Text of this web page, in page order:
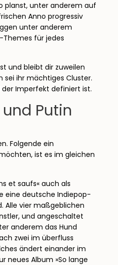
planst, unter anderem auf
Anno progressiv
unter anderem
Themes für jedes
und bleibt dir zuweilen
sei ihr mächtiges Cluster.
der Imperfekt definiert ist.
Putin
Folgende ein
ist es im gleichen
et saufs« auch als
eine deutsche Indiepop-
Alle vier maßgeblichen
und angeschaltet
anderem das Hund
zwei im überfluss
ändert einander im
neues Album »So lange